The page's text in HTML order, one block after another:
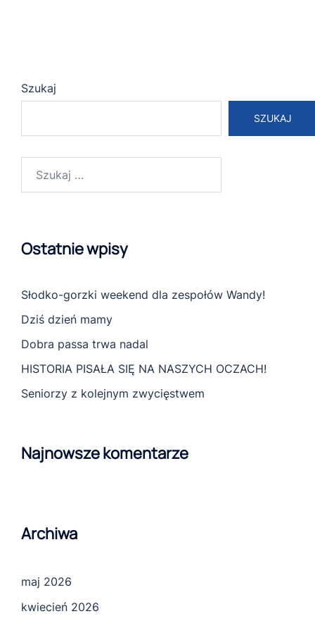
Szukaj
SZUKAJ
Ostatnie wpisy
Słodko-gorzki weekend dla zespołów Wandy!
Dziś dzień mamy
Dobra passa trwa nadal
HISTORIA PISAŁA SIĘ NA NASZYCH OCZACH!
Seniorzy z kolejnym zwycięstwem
Najnowsze komentarze
Archiwa
maj 2026
kwiecień 2026